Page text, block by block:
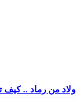
أولاد من رماد .. كيف